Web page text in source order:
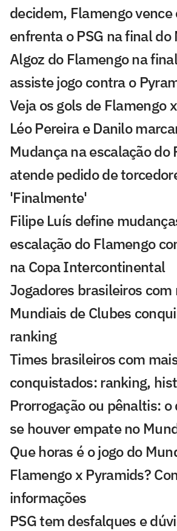
decidem, Flamengo vence
enfrenta o PSG na final do
Algoz do Flamengo na
assiste jogo contra o
Veja os gols de Flamengo
Léo Pereira e Danilo
Mudança na escalação do
atende pedido de
'Finalmente'
Filipe Luís define
escalação do Flamengo
na Copa Intercontinental
Jogadores brasileiros com
Mundiais de Clubes
ranking
Times brasileiros com
conquistados: ranking,
Prorrogação ou pênaltis:
se houver empate no
Que horas é o jogo do
Flamengo x Pyramids?
informações
PSG tem desfalques e